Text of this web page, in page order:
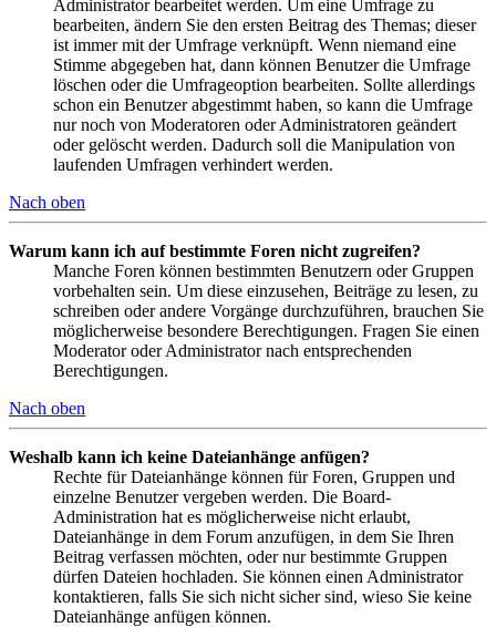
Administrator bearbeitet werden. Um eine Umfrage zu
bearbeiten, ändern Sie den ersten Beitrag des Themas; dieser
ist immer mit der Umfrage verknüpft. Wenn niemand eine
Stimme abgegeben hat, dann können Benutzer die Umfrage
löschen oder die Umfrageoption bearbeiten. Sollte allerdings
schon ein Benutzer abgestimmt haben, so kann die Umfrage
nur noch von Moderatoren oder Administratoren geändert
oder gelöscht werden. Dadurch soll die Manipulation von
laufenden Umfragen verhindert werden.
Nach oben
Warum kann ich auf bestimmte Foren nicht zugreifen?
Manche Foren können bestimmten Benutzern oder Gruppen
vorbehalten sein. Um diese einzusehen, Beiträge zu lesen, zu
schreiben oder andere Vorgänge durchzuführen, brauchen Sie
möglicherweise besondere Berechtigungen. Fragen Sie einen
Moderator oder Administrator nach entsprechenden
Berechtigungen.
Nach oben
Weshalb kann ich keine Dateianhänge anfügen?
Rechte für Dateianhänge können für Foren, Gruppen und
einzelne Benutzer vergeben werden. Die Board-
Administration hat es möglicherweise nicht erlaubt,
Dateianhänge in dem Forum anzufügen, in dem Sie Ihren
Beitrag verfassen möchten, oder nur bestimmte Gruppen
dürfen Dateien hochladen. Sie können einen Administrator
kontaktieren, falls Sie sich nicht sicher sind, wieso Sie keine
Dateianhänge anfügen können.